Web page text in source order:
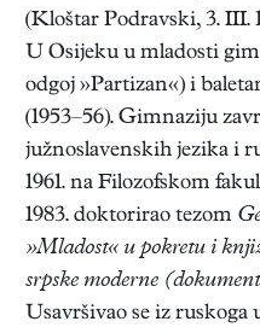
(Kloštar Podravski, 3. III.
U Osijeku u mladosti
odgoj »Partizan«) i
(1953–56). Gimnaziju
južnoslavenskih jezika i
1961. na Filozofskom
1983. doktorirao tezom
»Mladost« u pokretu i
srpske moderne
Usavršivao se iz